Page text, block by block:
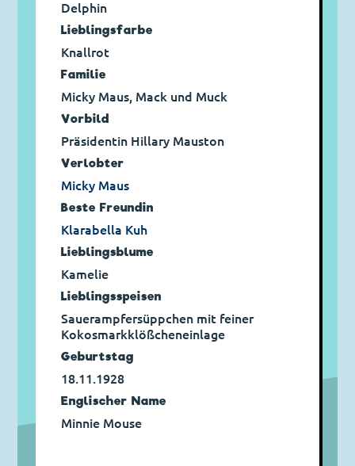
Delphin
Lieblingsfarbe
Knallrot
Familie
Micky Maus, Mack und Muck
Vorbild
Präsidentin Hillary Mauston
Verlobter
Micky Maus
Beste Freundin
Klarabella Kuh
Lieblingsblume
Kamelie
Lieblingsspeisen
Sauerampfersüppchen mit feiner
Kokosmarkklößcheneinlage
Geburtstag
18.11.1928
Englischer Name
Minnie Mouse